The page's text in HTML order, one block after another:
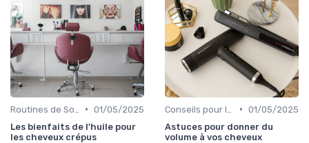
• 01/05/2025
Les bienfaits de l'huile pour
les cheveux crépus
• 01/05/2025
Astuces pour donner du
volume à vos cheveux